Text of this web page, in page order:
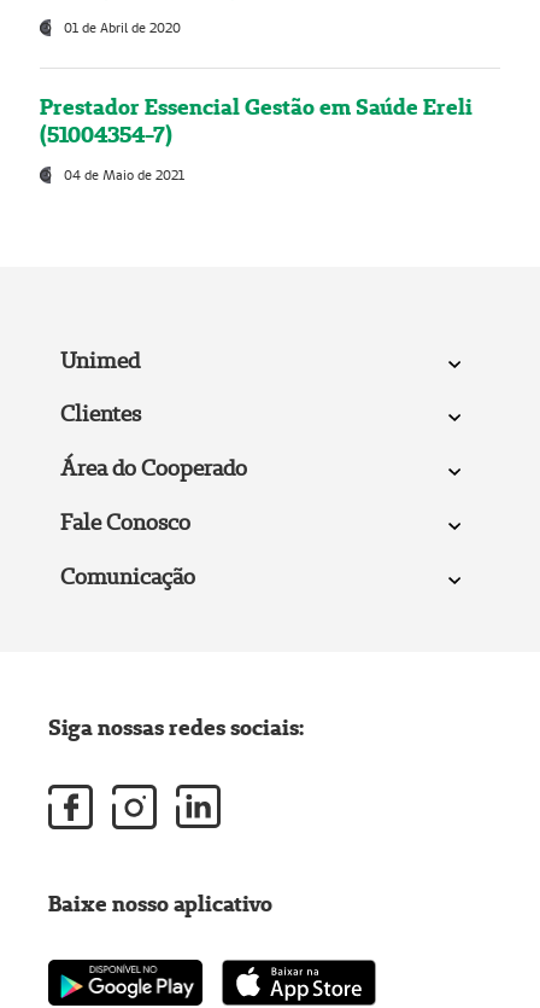
01 de Abril de 2020
Prestador Essencial Gestão em Saúde Ereli
(51004354-7)
04 de Maio de 2021
Unimed
Clientes
Área do Cooperado
Fale Conosco
Comunicação
Siga nossas redes sociais:
Baixe nosso aplicativo